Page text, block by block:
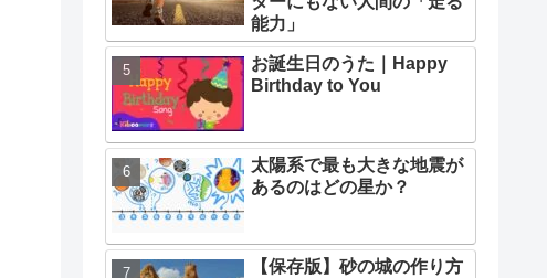
能力」
お誕生日のうた｜Happy
Birthday to You
太陽系で最も大きな地震が
あるのはどの星か？
【保存版】砂の城の作り方